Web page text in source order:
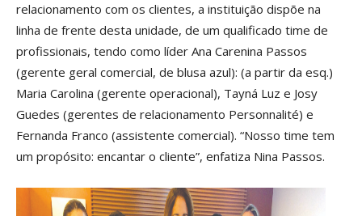
relacionamento com os clientes, a instituição dispõe na
linha de frente desta unidade, de um qualificado time de
profissionais, tendo como líder Ana Carenina Passos
(gerente geral comercial, de blusa azul): (a partir da esq.)
Maria Carolina (gerente operacional), Tayná Luz e Josy
Guedes (gerentes de relacionamento Personnalité) e
Fernanda Franco (assistente comercial). “Nosso time tem
um propósito: encantar o cliente”, enfatiza Nina Passos.